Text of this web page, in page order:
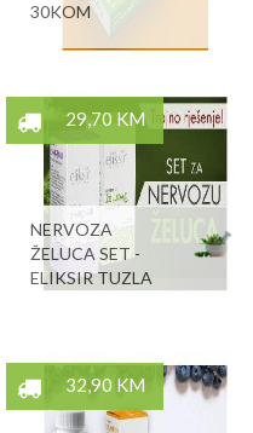
30KOM
29,70 KM
NERVOZA
ŽELUCA SET -
ELIKSIR TUZLA
32,90 KM